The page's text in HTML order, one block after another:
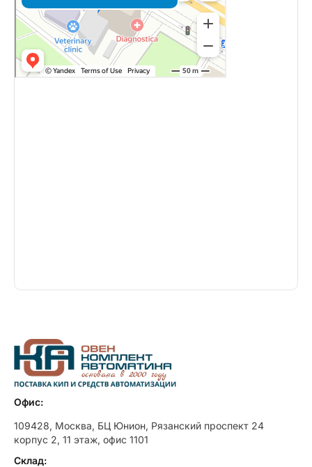
Офис:
109428, Москва, БЦ Юнион, Рязанский проспект 24
корпус 2, 11 этаж, офис 1101
Склад: